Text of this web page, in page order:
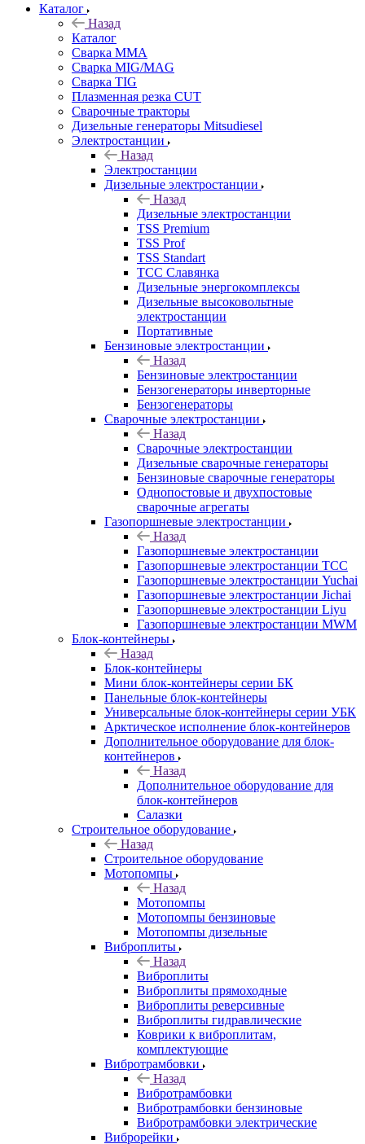
Каталог
Назад
Каталог
Сварка MMA
Сварка MIG/MAG
Сварка TIG
Плазменная резка CUT
Сварочные тракторы
Дизельные генераторы Mitsudiesel
Электростанции
Назад
Электростанции
Дизельные электростанции
Назад
Дизельные электростанции
TSS Premium
TSS Prof
TSS Standart
ТСС Славянка
Дизельные энергокомплексы
Дизельные высоковольтные
электростанции
Портативные
Бензиновые электростанции
Назад
Бензиновые электростанции
Бензогенераторы инверторные
Бензогенераторы
Сварочные электростанции
Назад
Сварочные электростанции
Дизельные сварочные генераторы
Бензиновые сварочные генераторы
Однопостовые и двухпостовые
сварочные агрегаты
Газопоршневые электростанции
Назад
Газопоршневые электростанции
Газопоршневые электростанции ТСС
Газопоршневые электростанции Yuchai
Газопоршневые электростанции Jichai
Газопоршневые электростанции Liyu
Газопоршневые электростанции MWM
Блок-контейнеры
Назад
Блок-контейнеры
Мини блок-контейнеры серии БК
Панельные блок-контейнеры
Универсальные блок-контейнеры серии УБК
Арктическое исполнение блок-контейнеров
Дополнительное оборудование для блок-
контейнеров
Назад
Дополнительное оборудование для
блок-контейнеров
Салазки
Строительное оборудование
Назад
Строительное оборудование
Мотопомпы
Назад
Мотопомпы
Мотопомпы бензиновые
Мотопомпы дизельные
Виброплиты
Назад
Виброплиты
Виброплиты прямоходные
Виброплиты реверсивные
Виброплиты гидравлические
Коврики к виброплитам,
комплектующие
Вибротрамбовки
Назад
Вибротрамбовки
Вибротрамбовки бензиновые
Вибротрамбовки электрические
Виброрейки